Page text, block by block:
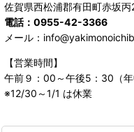
佐賀県西松浦郡有田町赤坂
電話：0955-42-3366
メール：
【営業時間】
午前９：00～午後5：30（年
※12/30～1/1 は休業